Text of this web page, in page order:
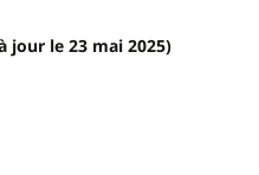
jour le 23 mai 2025)